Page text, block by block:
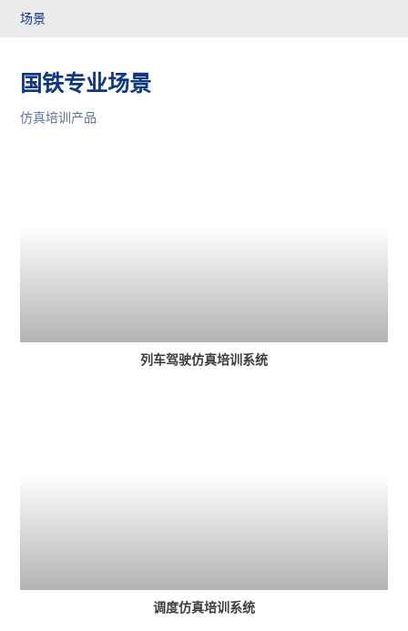
场景
国铁专业场景
仿真培训产品
列车驾驶仿真培训系统
调度仿真培训系统